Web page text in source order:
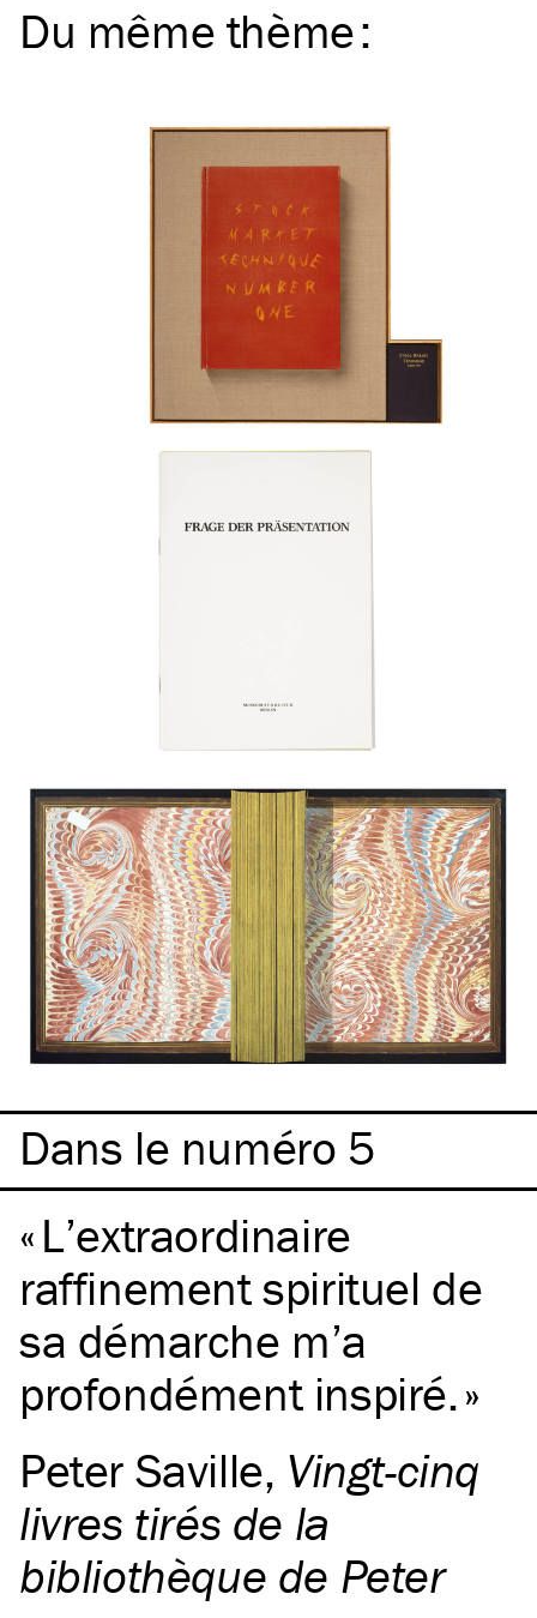
Du même thème:
Dans le numéro 5
L’extraordinaire
raffinement spirituel de
sa démarche m’a
profondément inspiré.
Peter Saville, Vingt-cinq
livres tirés de la
bibliothèque de Peter